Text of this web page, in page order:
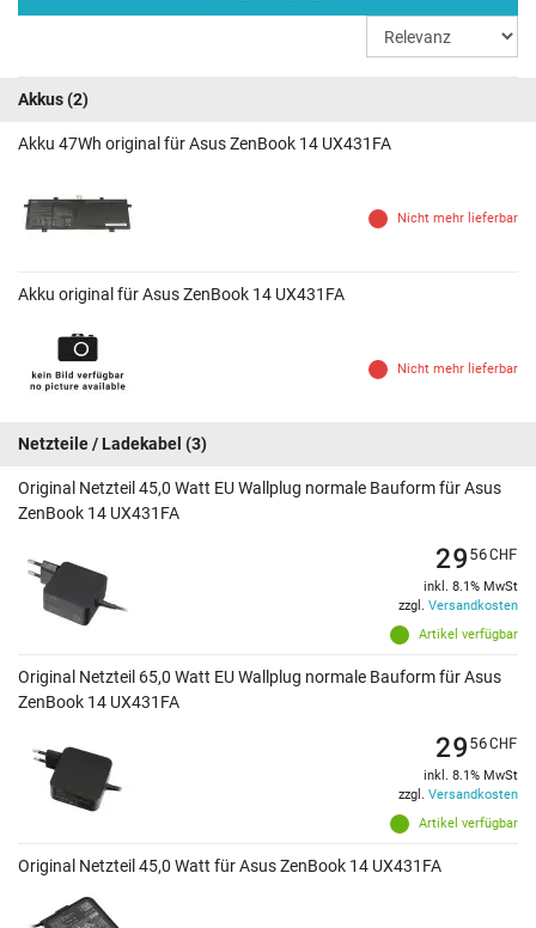
Akkus(2)
Akku 47Wh original für Asus ZenBook 14 UX431FA
Nicht mehr lieferbar
Akku original für Asus ZenBook 14 UX431FA
Nicht mehr lieferbar
Netzteile / Ladekabel (3)
Original Netzteil 45,0 Watt EU Wallplug normale Bauform für Asus
ZenBook 14 UX431FA
Artikel verfügbar
2956CHF
inkl. 8.1% MwSt
zzgl. Versandkosten
Original Netzteil 65,0 Watt EU Wallplug normale Bauform für Asus
ZenBook 14 UX431FA
Artikel verfügbar
2956CHF
inkl. 8.1% MwSt
zzgl. Versandkosten
Original Netzteil 45,0 Watt für Asus ZenBook 14 UX431FA